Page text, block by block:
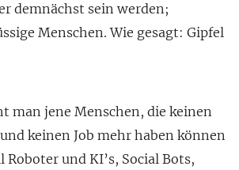
demnächst sein werden;
Menschen. Wie gesagt: Gipfel
man jene Menschen, die keinen
keinen Job mehr haben können
und KI’s, Social Bots,